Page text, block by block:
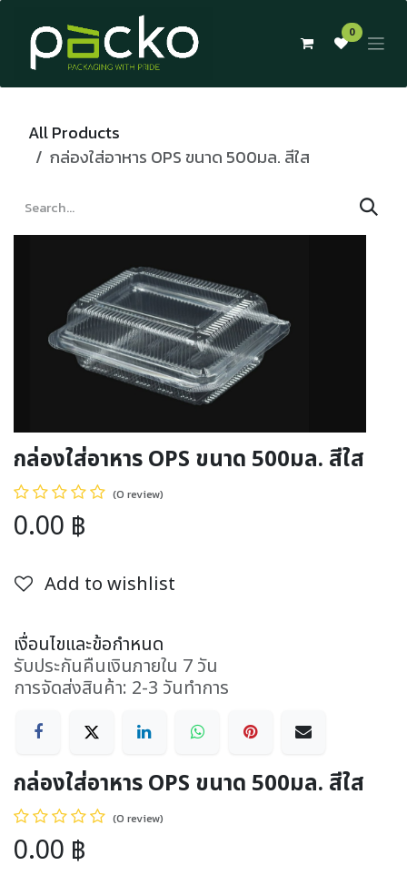
Skip to Content
0
All Products
กล่องใส่อาหาร OPS ขนาด 500มล. สีใส
กล่องใส่อาหาร OPS ขนาด 500มล. สีใส
(0 review)
0.00 ฿
Add to wishlist
เงื่อนไขและข้อกำหนด
รับประกันคืนเงินภายใน 7 วัน
การจัดส่งสินค้า: 2-3 วันทำการ
กล่องใส่อาหาร OPS ขนาด 500มล. สีใส
(0 review)
0.00 ฿